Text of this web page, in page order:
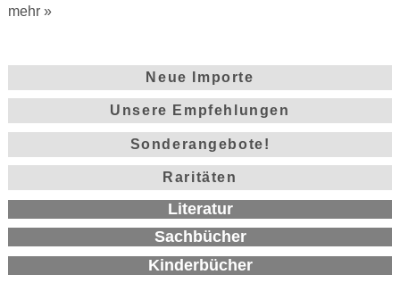
mehr »
Neue Importe
Unsere Empfehlungen
Sonderangebote!
Raritäten
Literatur
Sachbücher
Kinderbücher